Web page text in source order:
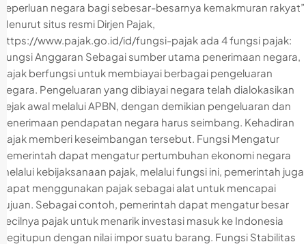
keperluan negara bagi sebesar-besarnya kemakmuran rakyat”
Menurut situs resmi Dirjen Pajak,
https://www.pajak.go.id/id/fungsi-pajak ada 4 fungsi pajak:
Fungsi Anggaran Sebagai sumber utama penerimaan negara,
pajak berfungsi untuk membiayai berbagai pengeluaran
negara. Pengeluaran yang dibiayai negara telah dialokasikan
sejak awal melalui APBN, dengan demikian pengeluaran dan
penerimaan pendapatan negara harus seimbang. Kehadiran
pajak memberi keseimbangan tersebut. Fungsi Mengatur
Pemerintah dapat mengatur pertumbuhan ekonomi negara
melalui kebijaksanaan pajak, melalui fungsi ini, pemerintah juga
dapat menggunakan pajak sebagai alat untuk mencapai
tujuan. Sebagai contoh, pemerintah dapat mengatur besar
kecilnya pajak untuk menarik investasi masuk ke Indonesia
begitupun dengan nilai impor suatu barang. Fungsi Stabilitas